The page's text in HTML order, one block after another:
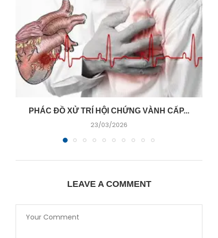
PHÁC ĐỒ XỬ TRÍ HỘI CHỨNG VÀNH CẤP...
23/03/2026
LEAVE A COMMENT